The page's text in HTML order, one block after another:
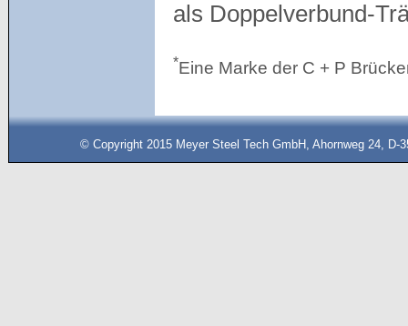
als Doppelverbund-
*Eine Marke der C + P
© Copyright 2015 Meyer Steel Tech GmbH, Ahornweg 24, D-